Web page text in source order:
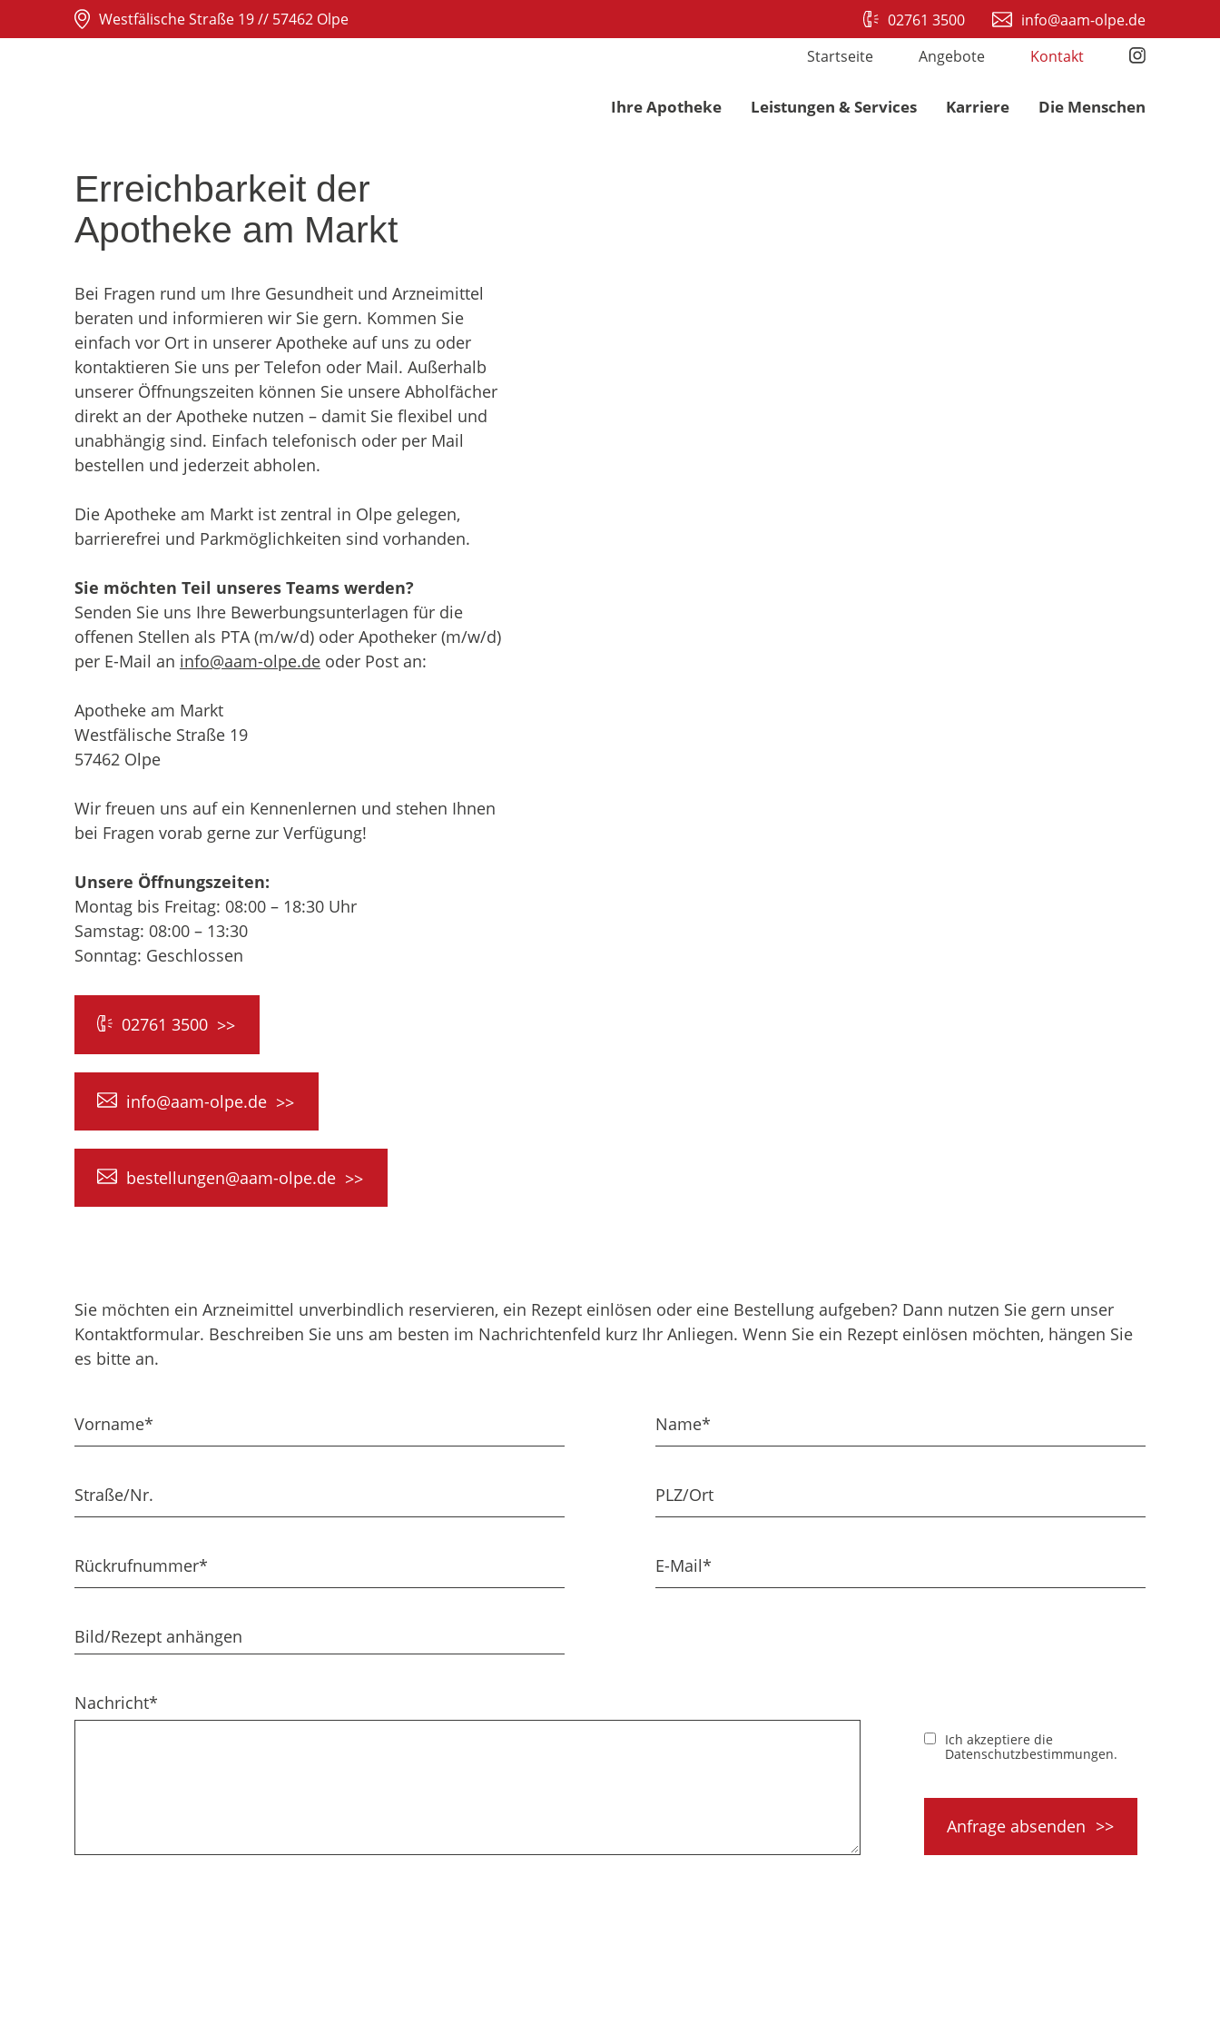
Westfälische Straße 19 // 57462 Olpe 02761 3500
info@aam-olpe.de
Startseite
Angebote Kontakt
Ihre Apotheke Leistungen & Services Karriere Die Menschen
Erreich­bar­keit der
Apotheke am Markt
Bei Fragen rund um Ihre Gesund­heit und Arznei­mittel
beraten und informieren wir Sie gern. Kommen Sie
einfach vor Ort in unserer Apotheke auf uns zu oder
kontak­tieren Sie uns per Telefon oder Mail. Außerhalb
unserer Öffnungs­zeiten können Sie unsere Abhol­fächer
direkt an der Apotheke nutzen – damit Sie flexibel und
un­ab­hängig sind. Einfach tele­fonisch oder per Mail
bestellen und jederzeit abholen.
Die Apotheke am Markt ist zentral in Olpe gelegen,
barriere­frei und Park­möglich­keiten sind vorhanden.
Sie möchten Teil unseres Teams werden?
Senden Sie uns Ihre Bewerbungsunterlagen für die
offenen Stellen als PTA (m/w/d) oder Apotheker (m/w/d)
per E-Mail an info@aam-olpe.de oder Post an:
Apotheke am Markt
Westfälische Straße 19
57462 Olpe
Wir freuen uns auf ein Kennenlernen und stehen Ihnen
bei Fragen vorab gerne zur Verfügung!
Unsere Öffnungszeiten:
Montag bis Freitag: 08:00 – 18:30 Uhr
Samstag: 08:00 – 13:30
Sonntag: Geschlossen
02761 3500
info@aam-olpe.de
bestellungen@aam-olpe.de
Sie möchten ein Arznei­mittel unver­bind­lich reser­vieren, ein Rezept einlösen oder eine Bestellung aufgeben? Dann nutzen Sie gern unser
Kontakt­formu­lar. Beschrei­ben Sie uns am besten im Nach­richten­feld kurz Ihr Anliegen. Wenn Sie ein Rezept einlösen möchten, hängen Sie
es bitte an.
Bild/Rezept anhängen
Nachricht*
Ich akzeptiere die
Datenschutzbestimmungen.
Anfrage absenden
Ihre Apotheke
Leistungen & Services
Die Menschen
Startseite
Angebote
Kontakt